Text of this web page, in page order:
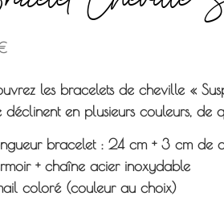
les bracelets de cheville «
déclinent en plusieurs couleurs, de
bracelet : 24 cm + 3 cm de
+ chaîne acier inoxydable
coloré (couleur au choix)